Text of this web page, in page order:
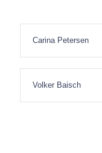
Carina Petersen
Volker Baisch